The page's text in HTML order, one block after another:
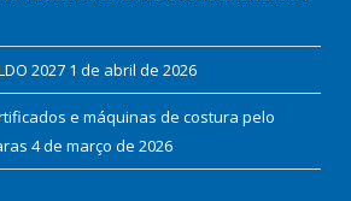
2027 1 de abril de 2026
e máquinas de costura pelo
4 de março de 2026